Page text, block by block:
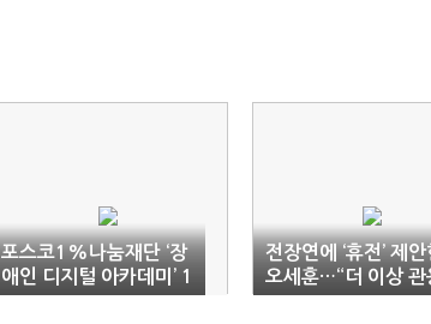
포스코1%나눔재단 ‘장
애인 디지털 아카데미’ 1
기 졸업
전장연에 ‘휴전’ 제안
오세훈…“더 이상 관
어렵다”